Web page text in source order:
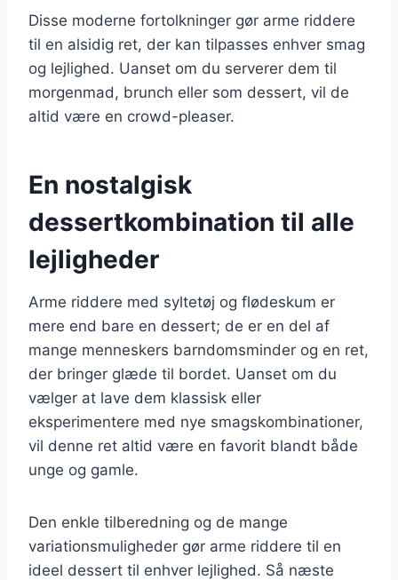
Disse moderne fortolkninger gør arme riddere
til en alsidig ret, der kan tilpasses enhver smag
og lejlighed. Uanset om du serverer dem til
morgenmad, brunch eller som dessert, vil de
altid være en crowd-pleaser.
En nostalgisk
dessertkombination til alle
lejligheder
Arme riddere med syltetøj og flødeskum er
mere end bare en dessert; de er en del af
mange menneskers barndomsminder og en ret,
der bringer glæde til bordet. Uanset om du
vælger at lave dem klassisk eller
eksperimentere med nye smagskombinationer,
vil denne ret altid være en favorit blandt både
unge og gamle.
Den enkle tilberedning og de mange
variationsmuligheder gør arme riddere til en
ideel dessert til enhver lejlighed. Så næste